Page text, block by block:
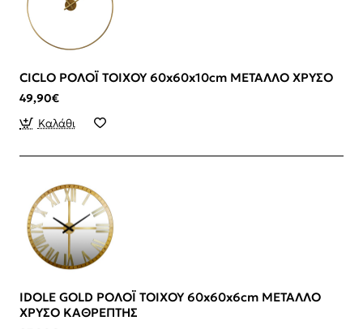
CICLO ΡΟΛΟΪ ΤΟΙΧΟΥ 60x60x10cm ΜΕΤΑΛΛΟ ΧΡΥΣΟ
49,90€
Καλάθι
IDOLE GOLD ΡΟΛΟΪ ΤΟΙΧΟΥ 60x60x6cm ΜΕΤΑΛΛΟ
ΧΡΥΣΟ ΚΑΘΡΕΠΤΗΣ